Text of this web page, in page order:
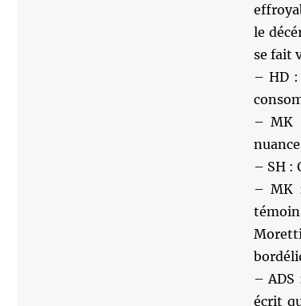
le
se fait
– HD :
– MK
– SH :
– MK
– ADS
écrit